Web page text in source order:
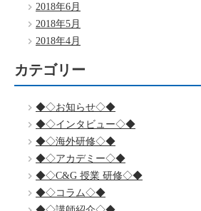
2018年6月
2018年5月
2018年4月
カテゴリー
◆◇お知らせ◇◆
◆◇インタビュー◇◆
◆◇海外研修◇◆
◆◇アカデミー◇◆
◆◇C&G 授業 研修◇◆
◆◇コラム◇◆